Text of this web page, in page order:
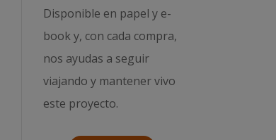
Disponible en papel y e-
book y, con cada compra,
nos ayudas a seguir
viajando y mantener vivo
este proyecto.